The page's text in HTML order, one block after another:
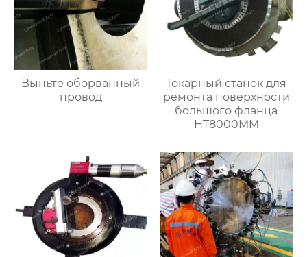
Выньте оборванный
провод
Токарный станок для
ремонта поверхности
большого фланца
HT8000MM